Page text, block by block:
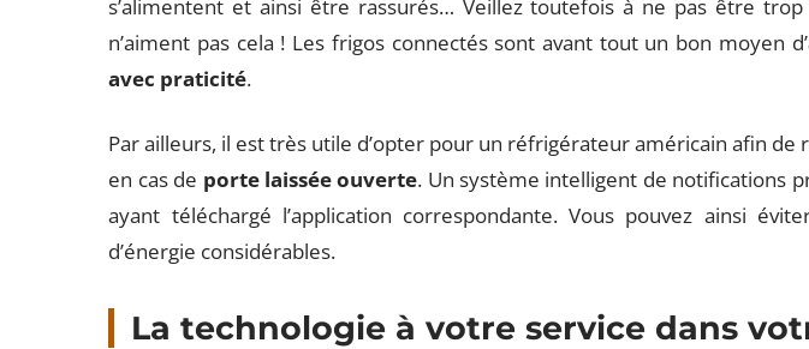
s’alimentent et ainsi être rassurés… Veillez toutefois à ne pas être
n’aiment pas cela ! Les frigos connectés sont avant tout un bon moyen d’
avec praticité.
Par ailleurs, il est très utile d’opter pour un réfrigérateur américain afin de
en cas de porte laissée ouverte. Un système intelligent de notifications
ayant téléchargé l’application correspondante. Vous pouvez ainsi
d’énergie considérables.
La technologie à votre service dans